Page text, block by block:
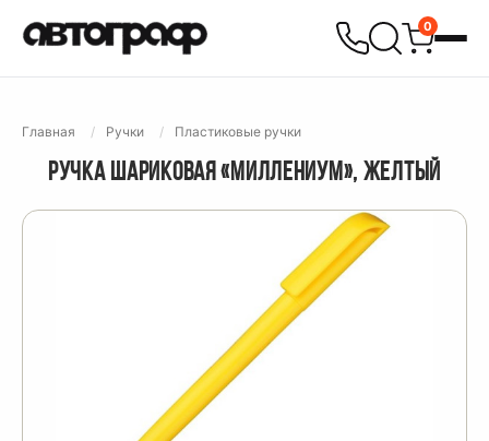
0
Главная Ручки Пластиковые ручки
РУЧКА ШАРИКОВАЯ «МИЛЛЕНИУМ», ЖЕЛТЫЙ